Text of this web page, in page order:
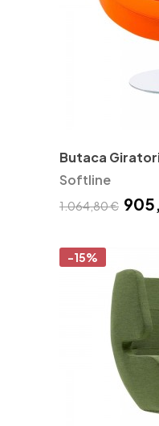
Butaca
Softline
1.064,80 €
-15%